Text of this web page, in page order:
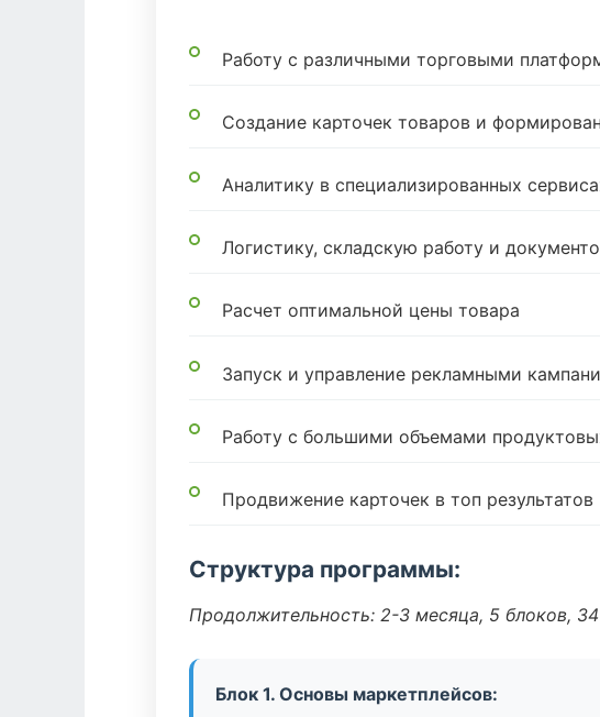
Работу с различными торговыми
Создание карточек товаров и
Аналитику в специализированных
Логистику, складскую работу и
Расчет оптимальной цены товара
Запуск и управление рекламными
Работу с большими объемами
Продвижение карточек в топ результатов
Структура программы:
Продолжительность: 2-3 месяца, 5 блоков,
Блок 1. Основы маркетплейсов: